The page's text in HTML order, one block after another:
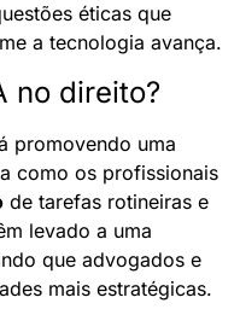
éticas que
a tecnologia avança.
no direito?
promovendo uma
como os profissionais
de tarefas rotineiras e
que advogados e
mais estratégicas.